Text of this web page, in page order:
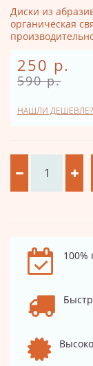
Диски из
органическая
250 р.
590 р.
НАШЛИ ДЕШЕВЛЕ?
100%